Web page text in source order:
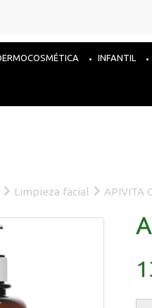
INFANTIL
Limpieza facial APIVITA